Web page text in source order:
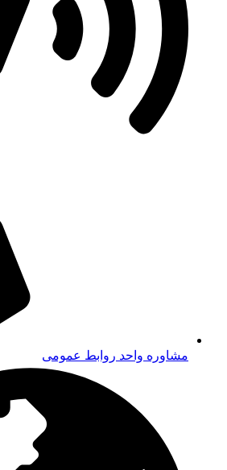
مشاوره واحد روابط عمومی
سایت و اپلیکیشن